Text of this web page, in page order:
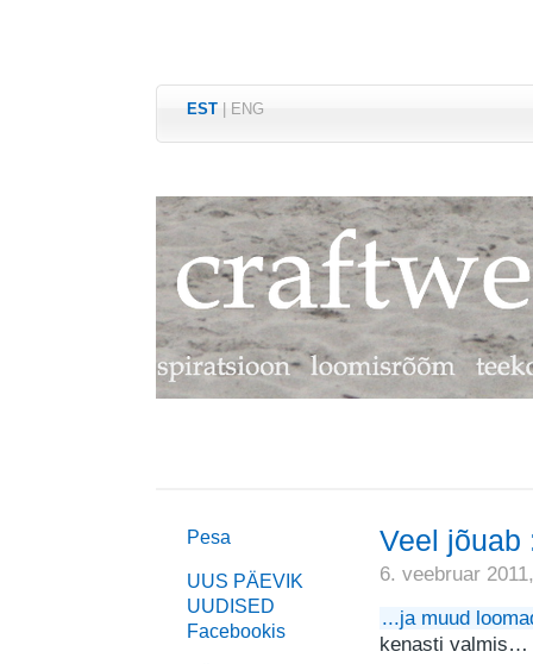
EST ENG
Pesa
UUS PÄEVIK
UUDISED
Facebookis
Veel jõuab
6. veebruar
...ja muud
kenasti valmis…